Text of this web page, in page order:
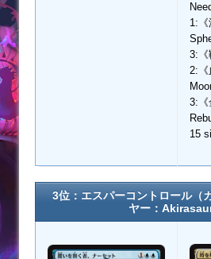
1:
3:《
2:《
3:《
15
3位：エスパーコントロール
ヤー：